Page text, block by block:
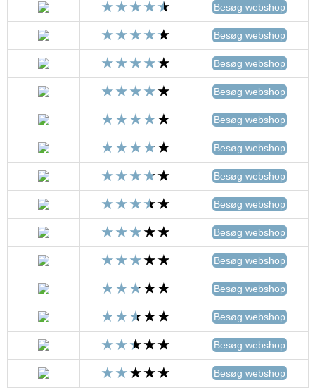
Besøg webshop
Besøg webshop
Besøg webshop
Besøg webshop
Besøg webshop
Besøg webshop
Besøg webshop
Besøg webshop
Besøg webshop
Besøg webshop
Besøg webshop
Besøg webshop
Besøg webshop
Besøg webshop